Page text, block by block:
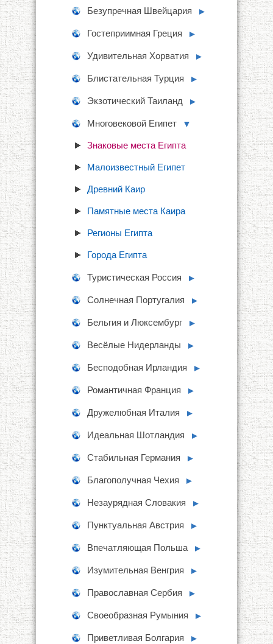
Безупречная Швейцария ►
Гостеприимная Греция ►
Удивительная Хорватия ►
Блистательная Турция ►
Экзотический Таиланд ►
Многовековой Египет ▼
Знаковые места Египта
Малоизвестный Египет
Древний Каир
Памятные места Каира
Регионы Египта
Города Египта
Туристическая Россия ►
Солнечная Португалия ►
Бельгия и Люксембург ►
Весёлые Нидерланды ►
Бесподобная Ирландия ►
Романтичная Франция ►
Дружелюбная Италия ►
Идеальная Шотландия ►
Стабильная Германия ►
Благополучная Чехия ►
Незаурядная Словакия ►
Пунктуальная Австрия ►
Впечатляющая Польша ►
Изумительная Венгрия ►
Православная Сербия ►
Своеобразная Румыния ►
Приветливая Болгария ►